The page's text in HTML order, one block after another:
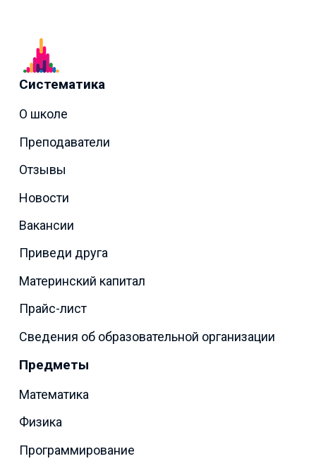
Систематика
О школе
Преподаватели
Отзывы
Новости
Вакансии
Приведи друга
Материнский капитал
Прайс-лист
Сведения об образовательной организации
Предметы
Математика
Физика
Программирование